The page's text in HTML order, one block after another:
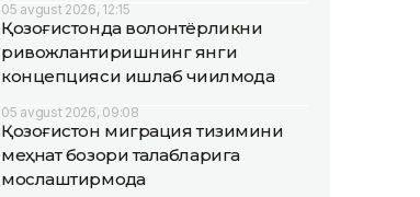
05 avgust 2026, 12:15
Қозоғистонда волонтёрликни
ривожлантиришнинг янги
концепцияси ишлаб чиқилмоқда
05 avgust 2026, 09:08
Қозоғистон миграция тизимини
меҳнат бозори талабларига
мослаштирмоқда